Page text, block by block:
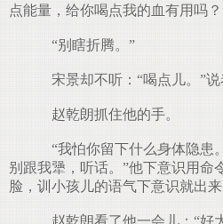
点能量，给你喝点我的血有用吗？
“别瞎折腾。”
宋景却不听：“喝点儿。”说
赵乾朗抓住他的手。
“我怕你留下什么身体隐患
别跟我犟，听话。”他下意识用命
脸，训小孩儿的语气下意识就出来
赵乾朗看了他一会儿：“好